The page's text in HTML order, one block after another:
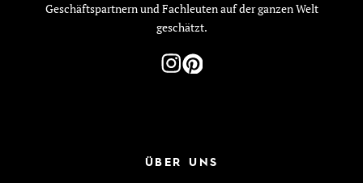
Geschäftspartnern und Fachleuten auf der ganzen Welt
geschätzt.
ÜBER UNS